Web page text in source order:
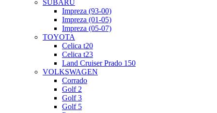
SUBARU
Impreza (93-00)
Impreza (01-05)
Impreza (05-07)
TOYOTA
Celica t20
Celica t23
Land Cruiser Prado 150
VOLKSWAGEN
Corrado
Golf 2
Golf 3
Golf 5